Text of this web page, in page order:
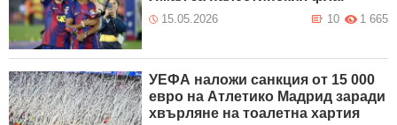
15.05.2026 1 665
10
УЕФА наложи санкция от 15 000
евро на Атлетико Мадрид заради
хвърляне на тоалетна хартия